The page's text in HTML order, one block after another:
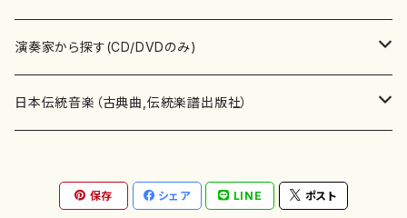
書籍
テキストブック
CD・DVD
チケット
邦楽ジャーナル
レコード
箏・琴（ソロ）
箏・琴（合奏）
三味線（合奏）
合唱
混声合唱
男声合唱
歌・声
ピアノ（ソロ）
洋楽器（弦楽器）
あ行
青木省三(アオキ ショウゾウ)
秋山健治(アキヤマ ケンジ）
か行
蔭山滸山(カゲヤマ キョザン)
斉藤松声(サイトウ ショウセイ)
演奏家から探す(CD/DVDのみ)
邦楽（箏、三味線、尺八等）演奏家
石川高（笙）
應和惠子（声楽・ソプラノ）
洋楽-鍵盤楽器（ピアノ、オルガン等）演奏家
日本伝統音楽（古典曲,伝統楽譜出版社）
宮城道雄（宮城宗家監修）
地歌箏曲（三絃古典楽譜）
保存 シェア LINE ポスト